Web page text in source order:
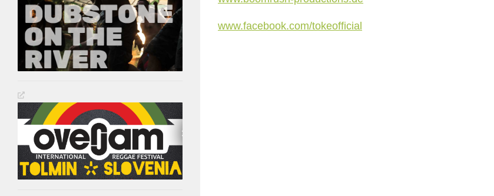
www.facebook.com/tokeofficial